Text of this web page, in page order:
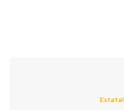
Estatal